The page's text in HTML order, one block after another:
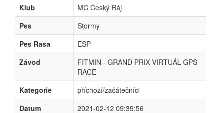
Klub
MC Český Ráj
Pes
Stormy
Pes Rasa
ESP
Závod
FITMIN - GRAND PRIX VIRTUÁL GPS
RACE
Kategorie
příchozí/začátečníci
Datum
2021-02-12 09:39:56